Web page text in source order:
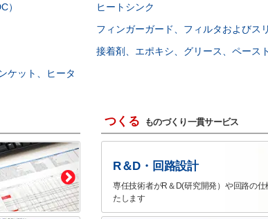
） ヒートシンク
フィンガーガード、フィルタおよびス
接着剤、エポキシ、グリース、ペースト
ケット、ヒータ
つくる ものづくり一貫サービス
R＆D・回路設計
専任技術者がR＆D(研究開発）や回路の
たします